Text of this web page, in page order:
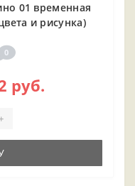
01 временная
и рисунка)
0
руб.